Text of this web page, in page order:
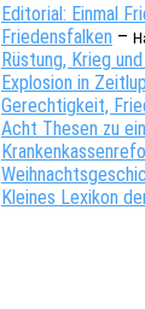
Edito­ri­al: Einmal
Frie­dens­fal­ken –
Rüstung, Krieg
Explo­si­on in
Gerech­tig­keit,
Acht Thesen zu
Klei­nes Lexi­kon